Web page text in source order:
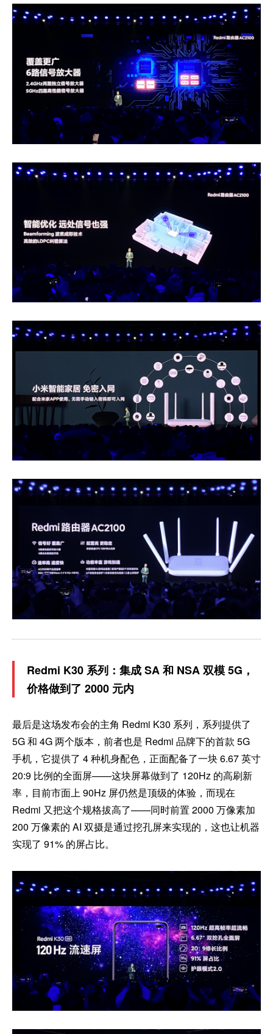
Redmi K30 系列：集成 SA 和 NSA 双模 5G，
价格做到了 2000 元内
最后是这场发布会的主角 Redmi K30 系列，系列提供了
5G 和 4G 两个版本，前者也是 Redmi 品牌下的首款 5G
手机，它提供了 4 种机身配色，正面配备了一块 6.67 英寸
20:9 比例的全面屏——这块屏幕做到了 120Hz 的高刷新
率，目前市面上 90Hz 屏仍然是顶级的体验，而现在
Redmi 又把这个规格拔高了——同时前置 2000 万像素加
200 万像素的 AI 双摄是通过挖孔屏来实现的，这也让机器
实现了 91% 的屏占比。